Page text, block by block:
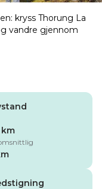
kryss Thorung La
vandre gjennom
km